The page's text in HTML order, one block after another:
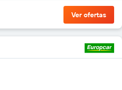
Ver ofertas